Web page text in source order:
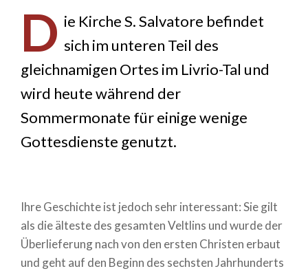
D ie Kirche S. Salvatore befindet
sich im unteren Teil des
gleichnamigen Ortes im Livrio-Tal und
wird heute während der
Sommermonate für einige wenige
Gottesdienste genutzt.
Ihre Geschichte ist jedoch sehr interessant: Sie gilt
als die älteste des gesamten Veltlins und wurde der
Überlieferung nach von den ersten Christen erbaut
und geht auf den Beginn des sechsten Jahrhunderts